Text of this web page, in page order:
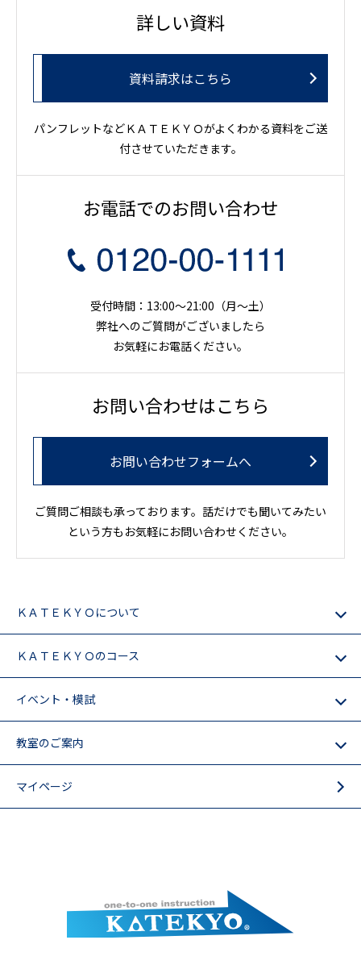
詳しい資料
資料請求はこちら
パンフレットなどＫＡＴＥＫＹＯがよくわかる資料をご送
付させていただきます。
お電話でのお問い合わせ
受付時間：13:00～21:00（月〜土）
弊社へのご質問がございましたら
お気軽にお電話ください。
お問い合わせはこちら
お問い合わせフォームへ
ご質問ご相談も承っております。話だけでも聞いてみたい
という方もお気軽にお問い合わせください。
ＫＡＴＥＫＹＯについて
ＫＡＴＥＫＹＯのコース
イベント・模試
教室のご案内
マイページ